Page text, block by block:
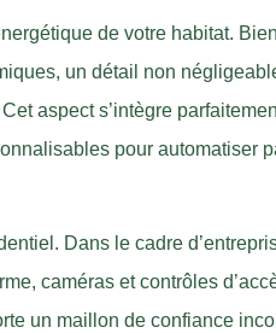
de votre habitat.
un détail non
aspect s’intègre
pour automatiser
Dans le cadre
caméras et contrôles
un maillon de confiance